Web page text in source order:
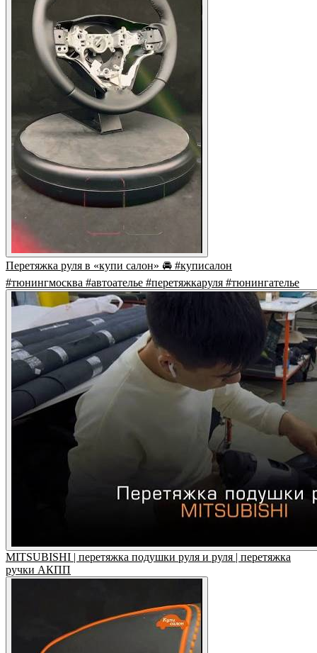
Перетяжка руля в «купи салон» 🚘 #куписалон
#тюнингмосква #автоателье #перетяжкаруля #тюнингателье
MITSUBISHI | перетяжка подушки руля и руля | перетяжка
ручки АКПП